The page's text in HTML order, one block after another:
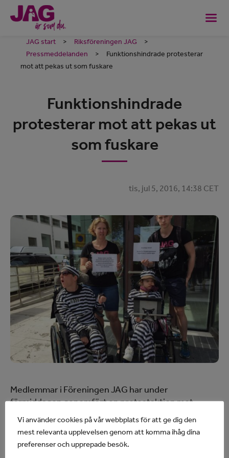
JAG start > Riksföreningen JAG
>
Pressmeddelanden
>
Funktionshindrade protesterar
mot att pekas ut som fuskare
Funktionshindrade
protesterar mot att pekas ut
som fuskare
tis, jul 5, 2016, 14:38 CET
Medlemmar i Föreningen JAG har under
förmiddagen genomfört en protestaktion mot
bilden som Försäkringskassan och regeringen målar
upp av assistansberättigade som fuskare och
kriminella. Iklädda randiga fångdräkter deltog de på
Försäkringskassans seminarium om brott inom
Vi använder cookies på vår webbplats för att ge dig den
mest relevanta upplevelsen genom att komma ihåg dina
preferenser och upprepade besök.